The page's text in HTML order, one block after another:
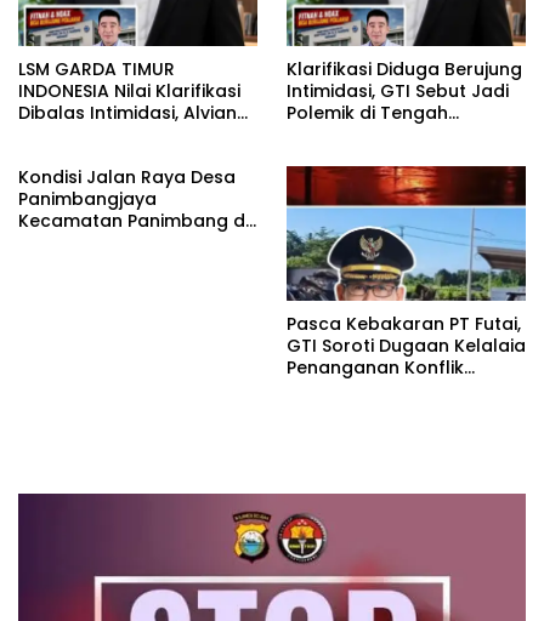
LSM GARDA TIMUR
INDONESIA Nilai Klarifikasi
Dibalas Intimidasi, Alvian
KUHAP pasal 108 ayat 1
Klarifikasi Diduga Berujung
Intimidasi, GTI Sebut Jadi
Polemik di Tengah
Kondisi Jalan Raya Desa
Panimbangjaya
Kecamatan Panimbang di
Pasca Kebakaran PT Futai,
GTI Soroti Dugaan Kelalaia
Penanganan Konflik